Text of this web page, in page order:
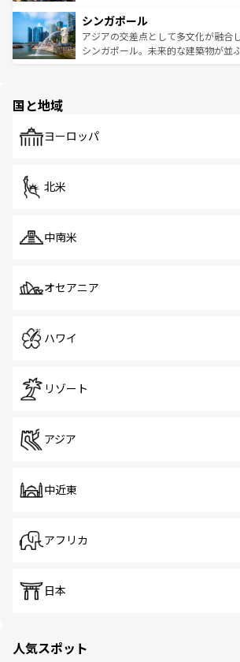
参照してほしい。
激する。気候は一年中温暖で、どの
が待っている。親しみやすいタイの
た文化、そして多様な観光資源が、
み、どこを訪れても感動するはず。
ており、効率よく見どころを回れる
うな絶景から文化的な体験まで、香
シンガポール
アジアの交差点として多文化が融合
シンガポール。未来的な建築物が並
で、ホーカーズは地元の風情を楽し
国と地域
ヨーロッパ
北米
中南米
オセアニア
ハワイ
リゾート
アジア
中近東
アフリカ
日本
人気スポット